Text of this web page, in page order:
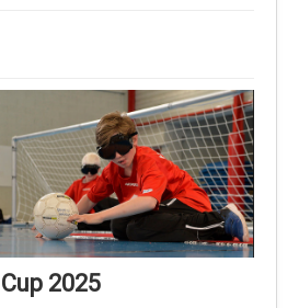
2025